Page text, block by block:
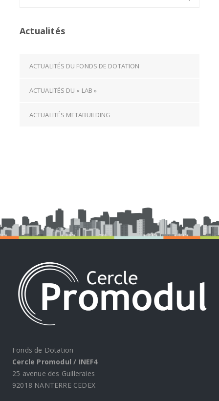
Actualités
ACTUALITÉS DU FONDS DE DOTATION
ACTUALITÉS DU « LAB »
ACTUALITÉS METABUILDING
Fonds de Dotation
Cercle Promodul / INEF4
25 avenue des Guilleraies
92018 NANTERRE CEDEX